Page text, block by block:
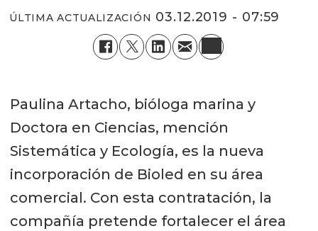
ÚLTIMA ACTUALIZACIÓN 03.12.2019 - 07:59
Paulina Artacho, bióloga marina y
Doctora en Ciencias, mención
Sistemática y Ecología, es la nueva
incorporación de Bioled en su área
comercial. Con esta contratación, la
compañía pretende fortalecer el área